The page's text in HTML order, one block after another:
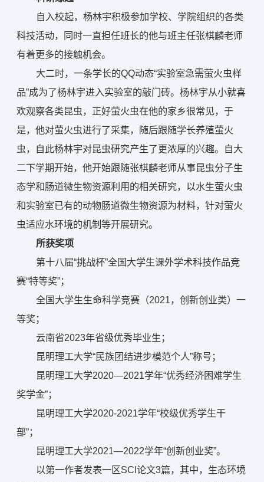
自入校起，杨林宇积极参加学校、学院组织的各类
科技活动，同时一直担任班长的他与班主任张棋麟老师
有着更多的接触机会。
大二时，一条学长的QQ动态“实验室急需萤火虫样
品”成为了杨林宇进入实验室的敲门砖。杨林宇从小就喜
欢观察各类昆虫，正好萤火虫在他的家乡很常见，于
是，他对萤火虫进行了采集，随后跟随学长养殖萤火
虫，自此杨林宇对昆虫研究产生了更浓厚的兴趣。自大
二下学期开始，他开始跟随张棋麟老师从事昆虫分子生
态学和肠道微生物资源利用的相关研究，以水生萤火虫
和实验室已有的动物肠道微生物资源为材料，针对萤火
虫适应水环境的机制等开展研究。
所获奖项
第十八届“挑战杯”全国大学生课外学术科技作品竞
赛“特等奖”；
全国大学生生命科学竞赛（2021，创新创业类）一
等奖；
云南省2023年省级优秀毕业生；
昆明理工大学“民族团结进步模范个人”称号；
昆明理工大学2020—2021学年“优秀经济困难学生
奖学金”；
昆明理工大学2020-2021学年“校级优秀学生干
部”；
昆明理工大学2021—2022学年“创新创业奖”。
以第一作者发表一区SCI论文3篇，其中，生态环境